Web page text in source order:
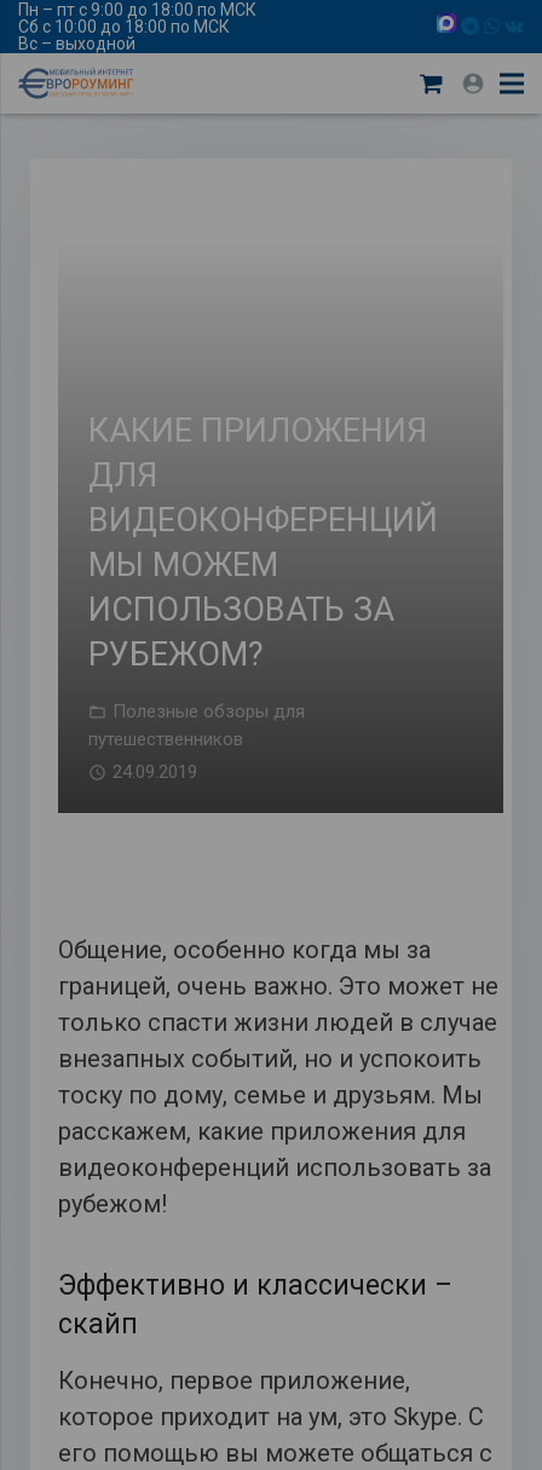
Пн – пт с 9:00 до 18:00 по МСК
Сб с 10:00 до 18:00 по МСК
Вс – выходной
КАКИЕ ПРИЛОЖЕНИЯ
ДЛЯ
ВИДЕОКОНФЕРЕНЦИЙ
МЫ МОЖЕМ
ИСПОЛЬЗОВАТЬ ЗА
РУБЕЖОМ?
Полезные обзоры для
путешественников
24.09.2019
Общение, особенно когда мы за
границей, очень важно. Это может не
только спасти жизни людей в случае
внезапных событий, но и успокоить
тоску по дому, семье и друзьям. Мы
расскажем, какие приложения для
видеоконференций использовать за
рубежом!
Эффективно и классически –
скайп
Конечно, первое приложение,
которое приходит на ум, это Skype. С
его помощью вы можете общаться с